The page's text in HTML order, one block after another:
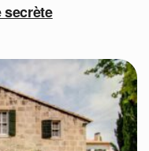
secrète